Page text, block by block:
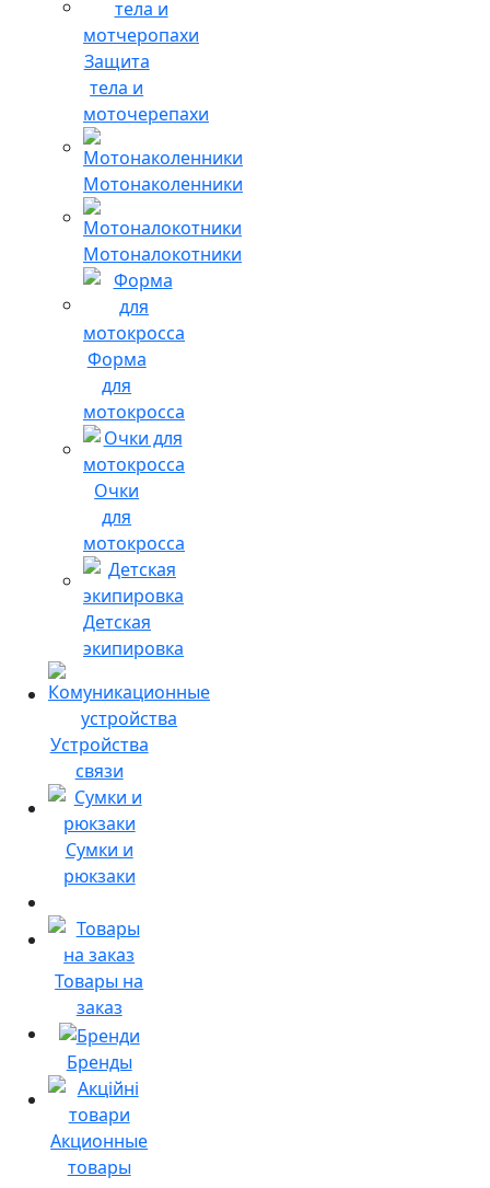
Защита
тела и
моточерепахи
Мотонаколенники
Мотоналокотники
Форма
для
мотокросса
Очки
для
мотокросса
Детская
экипировка
Устройства
связи
Сумки и
рюкзаки
Товары на
заказ
Бренды
Акционные
товары